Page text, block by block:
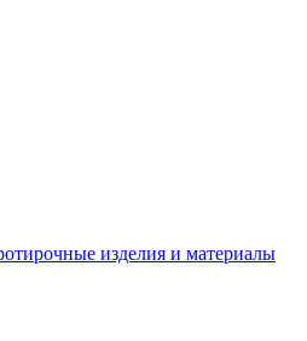
изделия и материалы